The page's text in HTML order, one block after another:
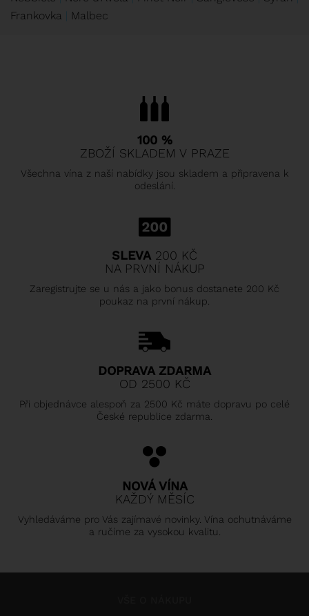
Frankovka
Malbec
100 %
ZBOŽÍ SKLADEM V PRAZE
Všechna vína z naší nabídky jsou skladem a připravena k
odeslání.
SLEVA 200 KČ
NA PRVNÍ NÁKUP
Zaregistrujte se u nás a jako bonus dostanete 200 Kč
poukaz na první nákup.
DOPRAVA ZDARMA
OD 2500 KČ
Při objednávce alespoň za 2500 Kč máte dopravu po celé
České republice zdarma.
NOVÁ VÍNA
KAŽDÝ MĚSÍC
Vyhledáváme pro Vás zajímavé novinky. Vína ochutnáváme
a ručíme za vysokou kvalitu.